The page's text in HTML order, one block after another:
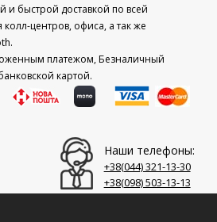
и быстрой доставкой по всей
центров, офиса, а так же
платежом, Безналичный
картой.
Наши телефоны:
+38(044)‎ 321-13-30
+38(098)‎ 503-13-13